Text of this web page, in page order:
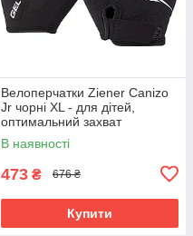
Велоперчатки Ziener Canizo
Jr чорні XL - для дітей,
оптимальний захват
В наявності
473 ₴ 676 ₴
Купити